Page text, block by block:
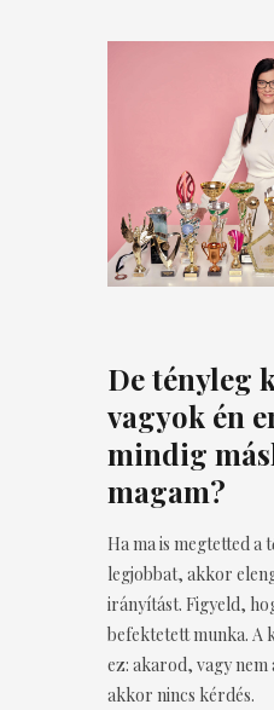
De tényleg
vagyok én
mindig
magam?
Ha ma is megtetted a
legjobbat, akkor
irányítást. Figyeld,
befektetett munka. A
ez: akarod, vagy
akkor nincs kérdés.